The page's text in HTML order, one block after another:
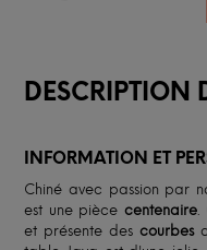
DESCRIPTION
INFORMATION ET
Chiné avec passion par
est une pièce centenaire.
et présente descourbes